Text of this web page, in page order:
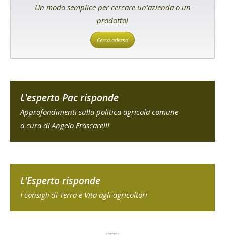
Un modo semplice per cercare un'azienda o un
prodotto!
Cerca adesso
L'esperto Pac risponde
Approfondimenti sulla politica agricola comune
a cura di Angelo Frascarelli
L'Esperto risponde
I consigli di Terra e Vita agli agricoltori